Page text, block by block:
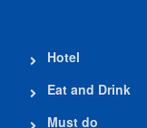
Hotel
Eat and Drink
Must do